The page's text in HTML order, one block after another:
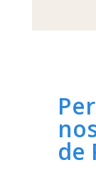
de